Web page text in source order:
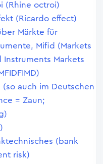
(Rhine octroi)
(Ricardo effect)
Märkte für
Mifid (Markets
Instruments Markets
(so auch im Deutschen
= Zaun;
(bank
risk)